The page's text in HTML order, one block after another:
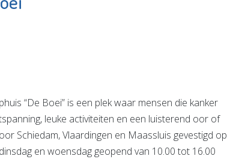
“De Boei” is een plek waar mensen die kanker
leuke activiteiten en een luisterend oor of
Schiedam, Vlaardingen en Maassluis gevestigd op
en woensdag geopend van 10.00 tot 16.00